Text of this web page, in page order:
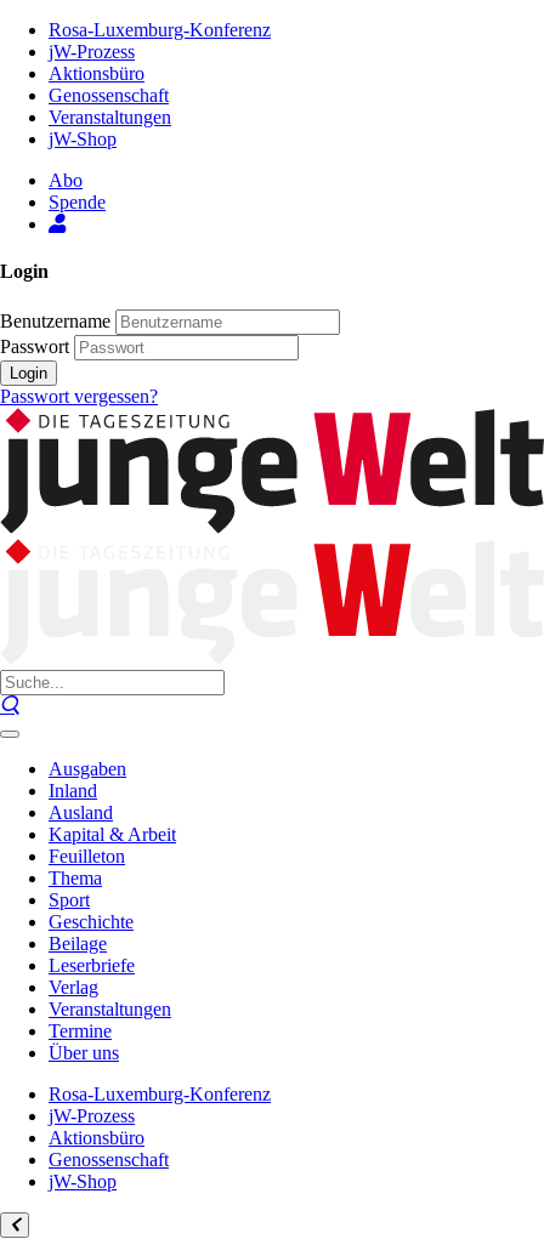
Inhalt
Seite
Rosa-Luxemburg-Konferenz
jW-Prozess
Aktionsbüro
Genossenschaft
Veranstaltungen
jW-Shop
Abo
Spende
Login
Benutzername
Passwort
Login
Passwort vergessen?
Ausgaben
Inland
Ausland
Kapital & Arbeit
Feuilleton
Thema
Sport
Geschichte
Beilage
Leserbriefe
Verlag
Veranstaltungen
Termine
Über uns
Rosa-Luxemburg-Konferenz
jW-Prozess
Aktionsbüro
Genossenschaft
jW-Shop